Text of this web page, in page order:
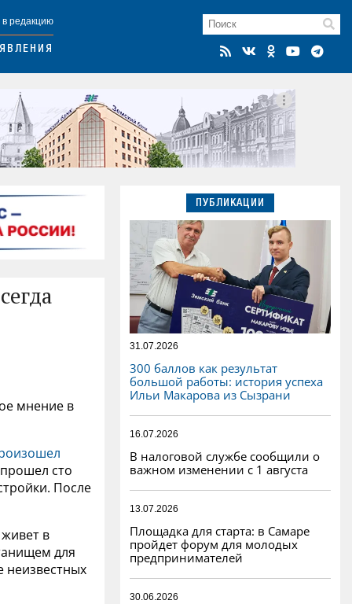
в редакцию
мнение в
сто
После
в
для
ПУБЛИКАЦИИ
31.07.2026
300 баллов как результат
большой работы: история успеха
Ильи Макарова из Сызрани
16.07.2026
В налоговой службе сообщили о
важном изменении с 1 августа
13.07.2026
Площадка для старта: в Самаре
пройдет форум для молодых
предпринимателей
30.06.2026